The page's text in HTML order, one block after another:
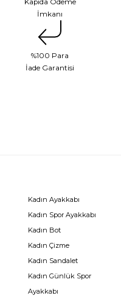
İmkanı
%100 Para
İade Garantisi
Kadın Ayakkabı
Kadın Spor Ayakkabı
Kadın Bot
Kadın Çizme
Kadın Sandalet
Kadın Günlük Spor
Ayakkabı